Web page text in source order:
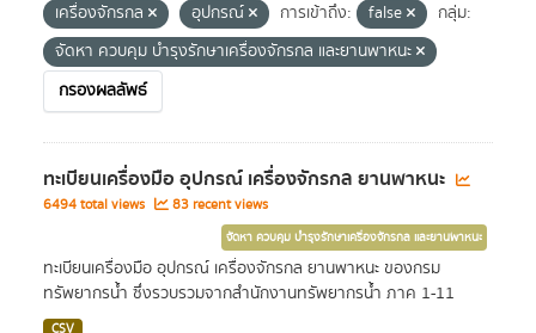
เครื่องจักรกล
อุปกรณ์ การเข้าถึง: false
กลุ่ม:
จัดหา ควบคุม บำรุงรักษาเครื่องจักรกล และยานพาหนะ
กรองผลลัพธ์
ทะเบียนเครื่องมือ อุปกรณ์ เครื่องจักรกล ยานพาหนะ
6494 total views 83 recent views
จัดหา ควบคุม บำรุงรักษาเครื่องจักรกล และยานพาหนะ
ทะเบียนเครื่องมือ อุปกรณ์ เครื่องจักรกล ยานพาหนะ ของกรม
ทรัพยากรน้ำ ซึ่งรวบรวมจากสำนักงานทรัพยากรน้ำ ภาค 1-11